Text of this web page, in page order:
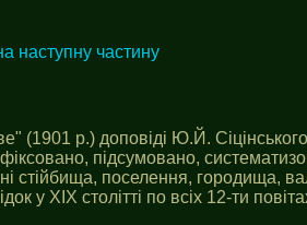
наступну частину
(1901 р.) доповіді Ю.Й.
підсумовано,
стійбища, поселення, городища,
у ХІХ столітті по всіх 12-ти